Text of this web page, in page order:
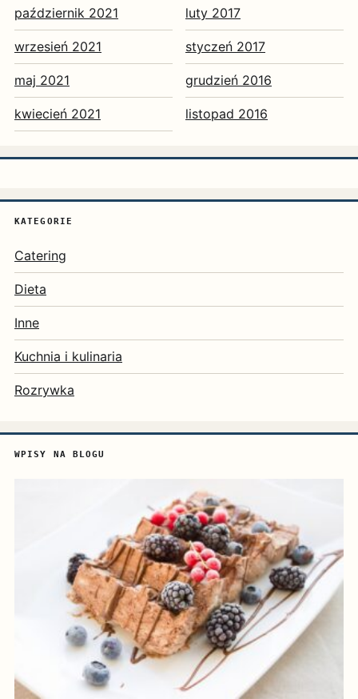
październik 2021
wrzesień 2021
maj 2021
kwiecień 2021
luty 2017
styczeń 2017
grudzień 2016
listopad 2016
KATEGORIE
Catering
Dieta
Inne
Kuchnia i kulinaria
Rozrywka
WPISY NA BLOGU